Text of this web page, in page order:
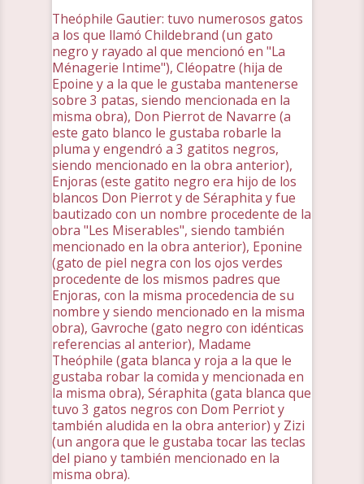
Theóphile Gautier: tuvo numerosos gatos
a los que llamó Childebrand (un gato
negro y rayado al que mencionó en "La
Ménagerie Intime"), Cléopatre (hija de
Epoine y a la que le gustaba mantenerse
sobre 3 patas, siendo mencionada en la
misma obra), Don Pierrot de Navarre (a
este gato blanco le gustaba robarle la
pluma y engendró a 3 gatitos negros,
siendo mencionado en la obra anterior),
Enjoras (este gatito negro era hijo de los
blancos Don Pierrot y de Séraphita y fue
bautizado con un nombre procedente de la
obra "Les Miserables", siendo también
mencionado en la obra anterior), Eponine
(gato de piel negra con los ojos verdes
procedente de los mismos padres que
Enjoras, con la misma procedencia de su
nombre y siendo mencionado en la misma
obra), Gavroche (gato negro con idénticas
referencias al anterior), Madame
Theóphile (gata blanca y roja a la que le
gustaba robar la comida y mencionada en
la misma obra), Séraphita (gata blanca que
tuvo 3 gatos negros con Dom Perriot y
también aludida en la obra anterior) y Zizi
(un angora que le gustaba tocar las teclas
del piano y también mencionado en la
misma obra).